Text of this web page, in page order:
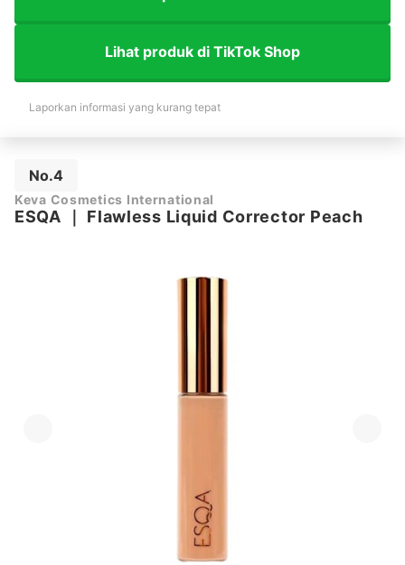
Lihat produk di TikTok Shop
Laporkan informasi yang kurang tepat
No.4
Keva Cosmetics International
ESQA Flawless Liquid Corrector Peach